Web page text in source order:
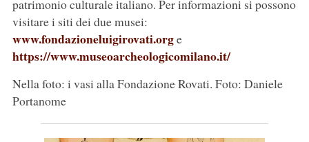
patrimonio culturale italiano. Per informazioni si possono
visitare i siti dei due musei:
www.fondazioneluigirovati.orge
https://www.museoarcheologicomilano.it/
Nella foto: i vasi alla Fondazione Rovati. Foto: Daniele
Portanome